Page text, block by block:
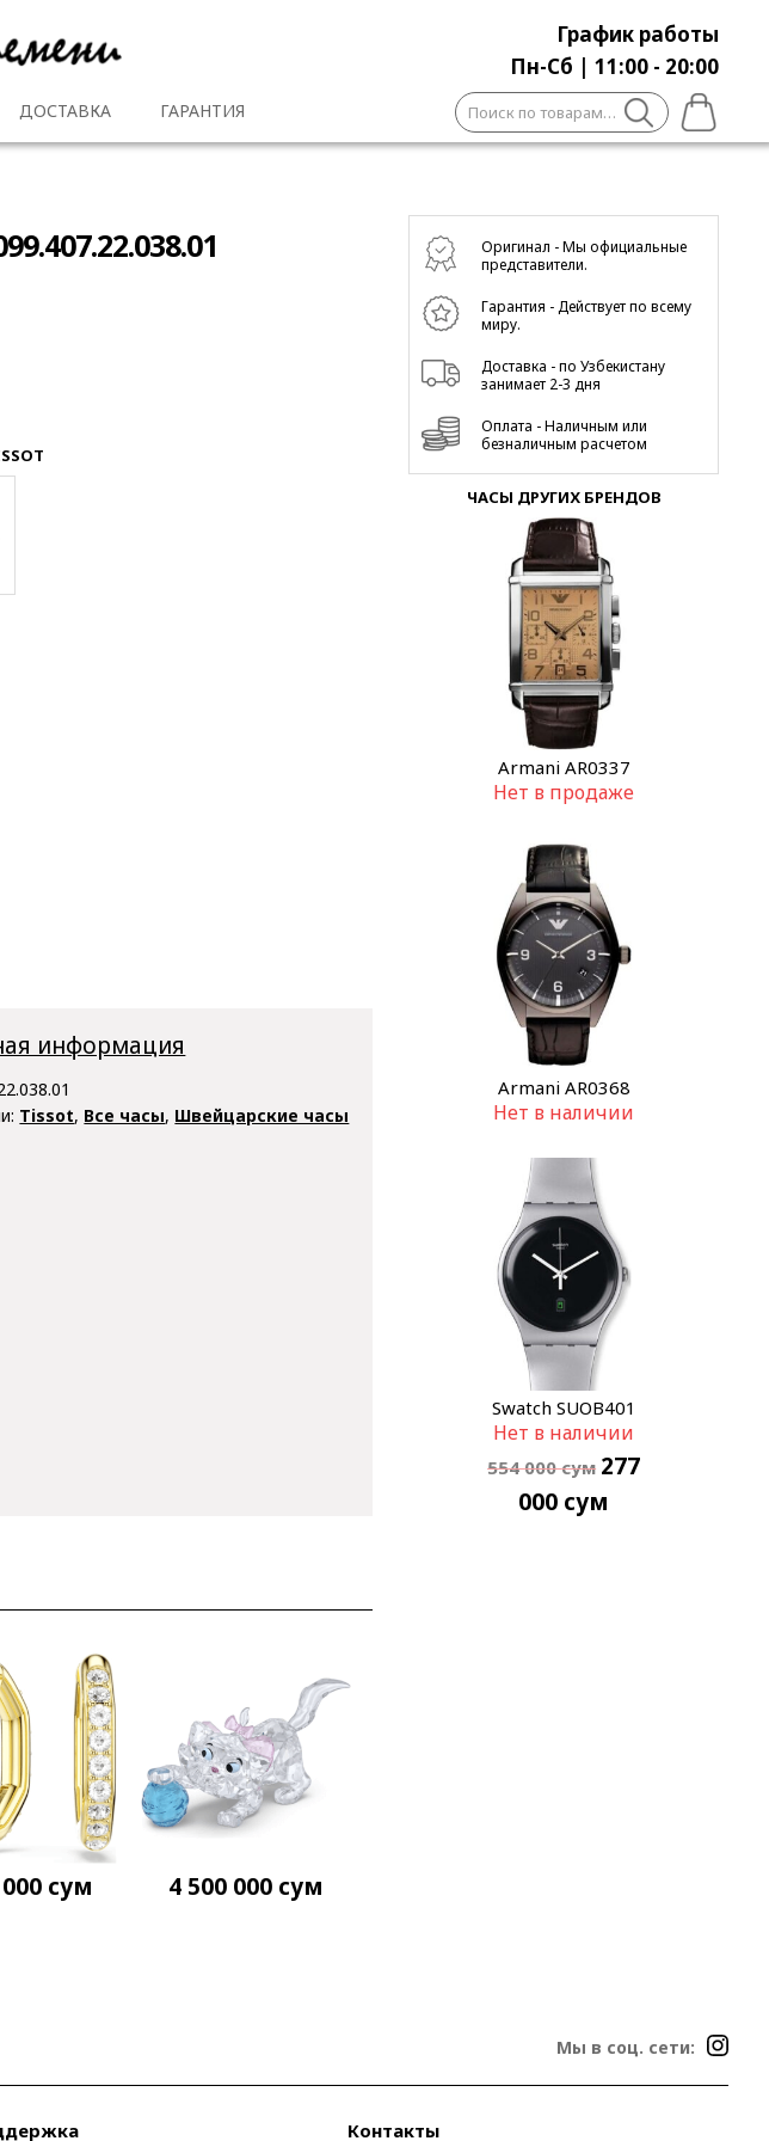
График работы
Пн-Сб | 11:00 - 20:00
ДОСТАВКА ГАРАНТИЯ Искать:
информация
Tissot, Все часы, Швейцарские часы
сум 4 500 000 сум
Оригинал - Мы официальные
представители.
Гарантия - Действует по всему
миру.
Доставка - по Узбекистану
занимает 2-3 дня
Оплата - Наличным или
безналичным расчетом
ЧАСЫ ДРУГИХ БРЕНДОВ
Armani AR0337
Нет в продаже
Armani AR0368
Нет в наличии
Swatch SUOB401
Нет в наличии
554 000сум 277
000 сум
Мы в соц. сети:
Контакты